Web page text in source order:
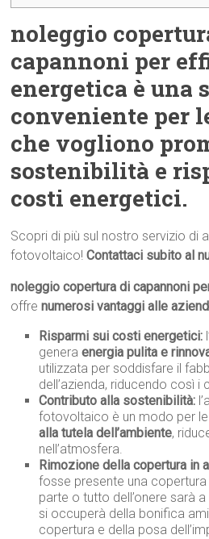
noleggio
capannoni per
energetica è una
conveniente per
che vogliono
sostenibilità e
costi energetici.
Scopri di più sul nostro servizio di
fotovoltaico!Contattaci subito al
noleggio copertura di capannoni
offrenumerosi vantaggi alle
Risparmi sui costi energetici:
generaenergia pulita e
utilizzata per soddisfare il
dell’azienda, riducendo così i
Contributo alla sostenibilità:
fotovoltaico è un modo per
alla tutela dell’ambiente,
nell’atmosfera.
Rimozione della copertura in
fosse presente una
parte o tutto dell’onere sarà
si occuperà della bonifica
copertura e della posa